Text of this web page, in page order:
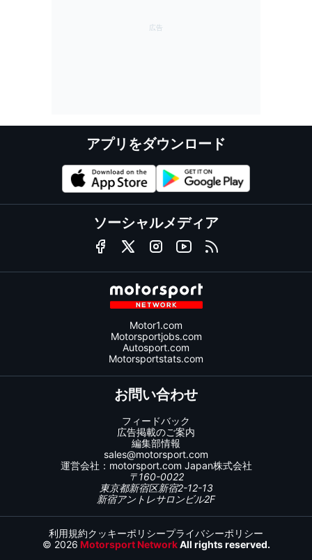
アプリをダウンロード
ソーシャルメディア
Motor1.com
Motorsportjobs.com
Autosport.com
Motorsportstats.com
お問い合わせ
フィードバック
広告掲載のご案内
編集部情報
sales@motorsport.com
運営会社： motorsport.com Japan株式会社
〒160-0022
東京都新宿区新宿2-12-13
新宿アントレサロンビル2F
© 2026 Motorsport Network All rights reserved.
利用規約クッキーポリシープライバシーポリシー